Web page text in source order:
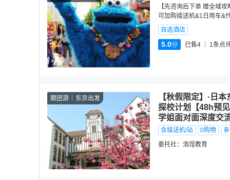
【先咨询后下单 赠全域
可加购接送机&1日用车&
自选酒店
5.0分 已售4 1条点
跟团游 东京出发
【秋假限定】·日
探校计划【48h预
学姐面对面深度交
含接送机/站 0购物
委托社： 浩埕教育